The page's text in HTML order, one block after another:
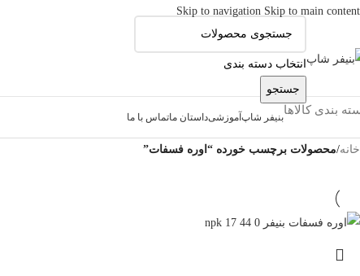
Skip to navigation Skip to main content
انتخاب دسته بندی
جستجو
بندی کالاها
بنیفر شاپ آموزشیداستان ماتماس با ما
خانه/محصولات برچسب خورده “اوره فسفات”